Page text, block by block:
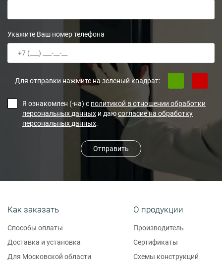
Укажите Ваш номер телефона
Для отправки нажмите на зеленый квадрат:
Я ознакомлен (-на) с политикой в отношении обработки
персональных данных и даюсогласие на обработку
персональных данных.
Отправить
Как заказать
Способы оплаты
Доставка и установка
Для Московской области
О продукции
Производитель
Сертификаты
Схемы конструкций